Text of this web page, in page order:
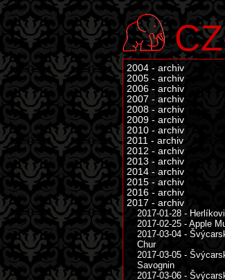
2004 - archiv
2005 - archiv
2006 - archiv
2007 - archiv
2008 - archiv
2009 - archiv
2010 - archiv
2011 - archiv
2012 - archiv
2013 - archiv
2014 - archiv
2015 - archiv
2016 - archiv
2017 - archiv
2017-01-28 -
2017-02-25 - Apple
2017-03-04 -
Chur
2017-03-05 -
Savognin
2017-03-06 -